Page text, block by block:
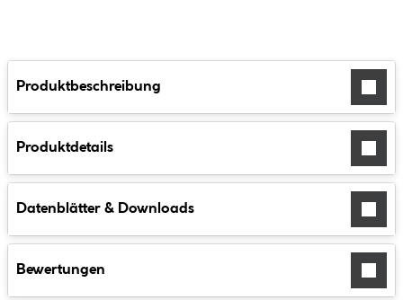
Produktbeschreibung
Produktdetails
Datenblätter & Downloads
Bewertungen